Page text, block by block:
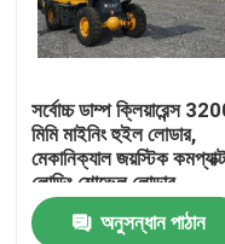
সর্বোচ্চ ডাম্প ক্লিয়ারেন্স
মিমি মাইনিং হুইল লোডার,
মেকানিক্যাল জয়স্টিক
লোডিং শোভেল লোডার
অনুসন্ধান পাঠান